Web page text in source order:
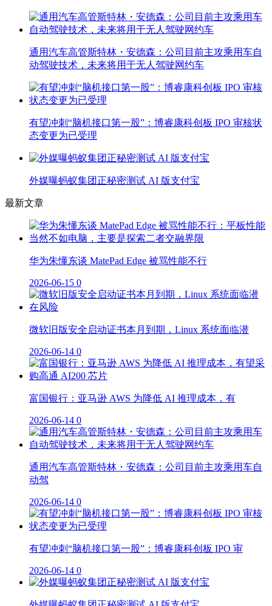
通用汽车高管斯特林・安德森：公司目前主攻乘用车自
动驾驶技术，未来将用于无人驾驶网约车
有望冲刺“脑机接口第一股”：博睿康科创板 IPO 审核状
态变更为已受理
外媒曝蚂蚁集团正秘密测试 AI 版支付宝
最新文章
华为朱懂东谈 MatePad Edge 被骂性能不行
2026-06-15 0
微软旧版安全启动证书本月到期，Linux 系统面临潜
2026-06-14 0
富国银行：亚马逊 AWS 为降低 AI 推理成本，有
2026-06-14 0
通用汽车高管斯特林・安德森：公司目前主攻乘用车自
动驾
2026-06-14 0
有望冲刺“脑机接口第一股”：博睿康科创板 IPO 审
2026-06-14 0